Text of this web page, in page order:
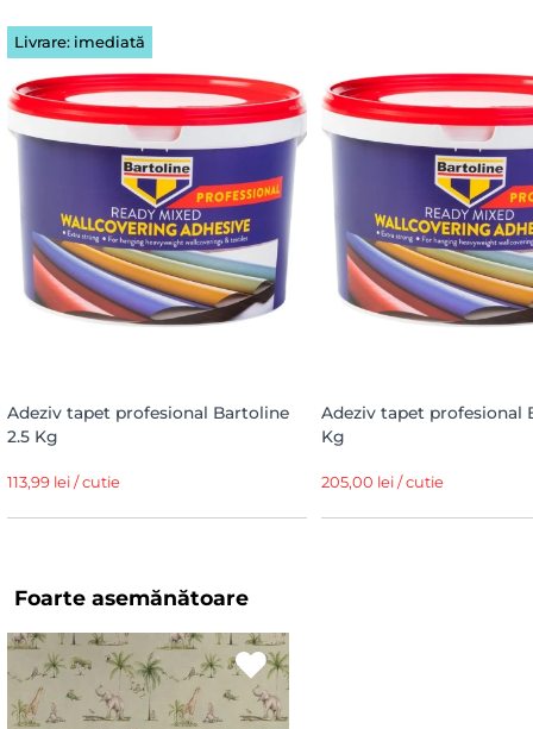
Livrare: imediată
Adeziv tapet profesional Bartoline
2.5 Kg
113,99 lei / cutie
Adeziv tapet profesional
Kg
205,00 lei / cutie
Foarte asemănătoare